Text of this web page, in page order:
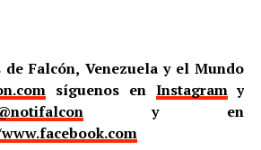
Falcón, Venezuela y el Mundo
síguenos en Instagramy
y en